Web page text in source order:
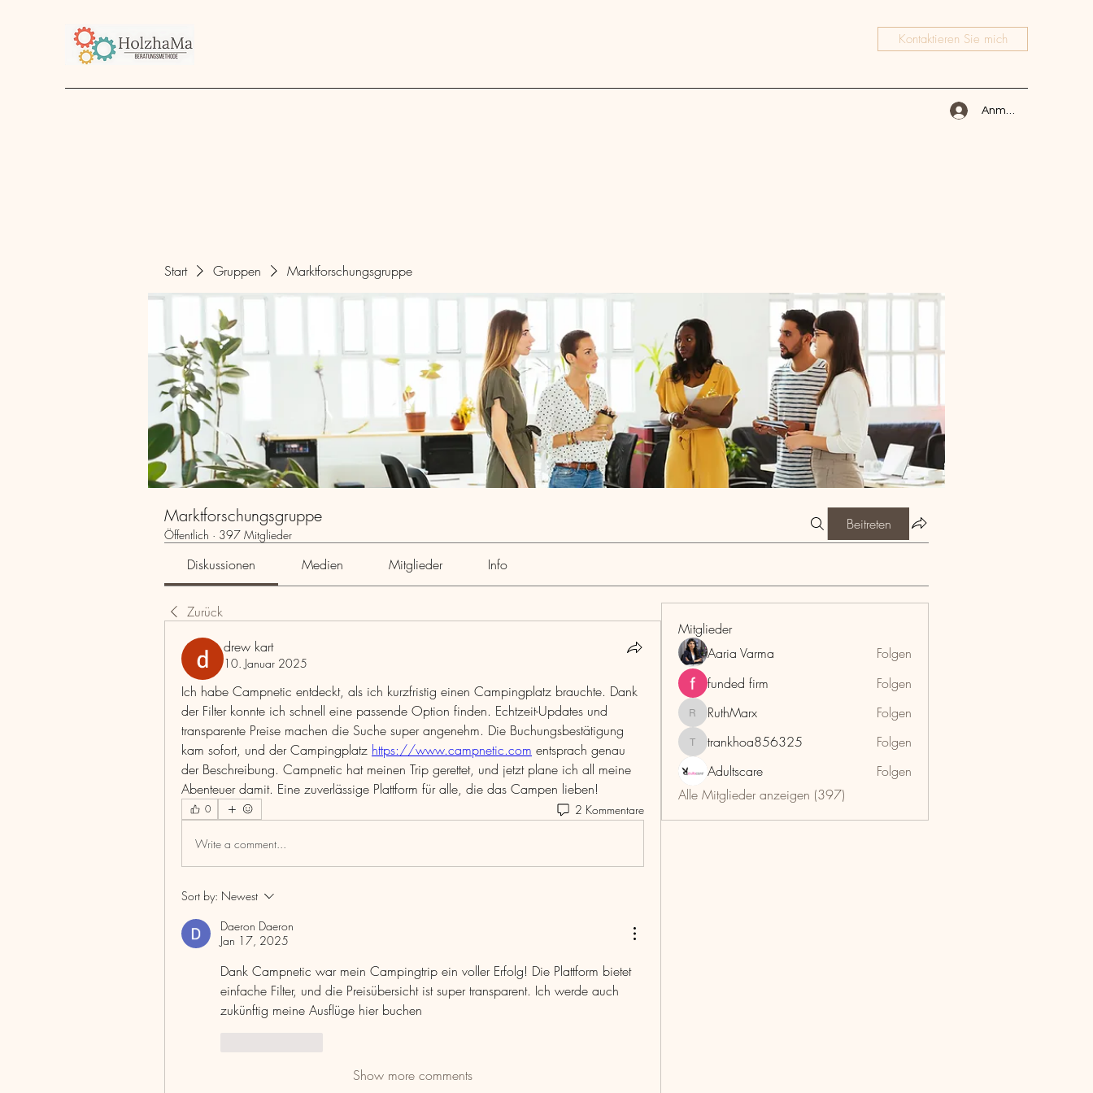
Kontaktieren Sie mich
Anmelden
Start Gruppen Marktforschungsgruppe
Marktforschungsgruppe
Öffentlich · 397 Mitglieder
Beitreten
Diskussionen Medien Mitglieder Info
Zurück
drew kart
10. Januar 2025
Ich habe Campnetic entdeckt, als ich kurzfristig einen Campingplatz brauchte. Dank
der Filter konnte ich schnell eine passende Option finden. Echtzeit-Updates und
transparente Preise machen die Suche super angenehm. Die Buchungsbestätigung
kam sofort, und der Campingplatz https://www.campnetic.com entsprach genau
der Beschreibung. Campnetic hat meinen Trip gerettet, und jetzt plane ich all meine
Abenteuer damit. Eine zuverlässige Plattform für alle, die das Campen lieben!
0 2 Kommentare
Write a comment...
Sort by: Newest
Daeron Daeron
Jan 17, 2025
Dank Campnetic war mein Campingtrip ein voller Erfolg! Die Plattform bietet
einfache Filter, und die Preisübersicht ist super transparent. Ich werde auch
zukünftig meine Ausflüge hier buchen
Show more comments
Mitglieder
Aaria Varma
Folgen
funded firm
Folgen
RuthMarx
RuthMarx Folgen
trankhoa856325
trankhoa856325
Folgen
Adultscare
Folgen
Alle Mitglieder anzeigen (397)